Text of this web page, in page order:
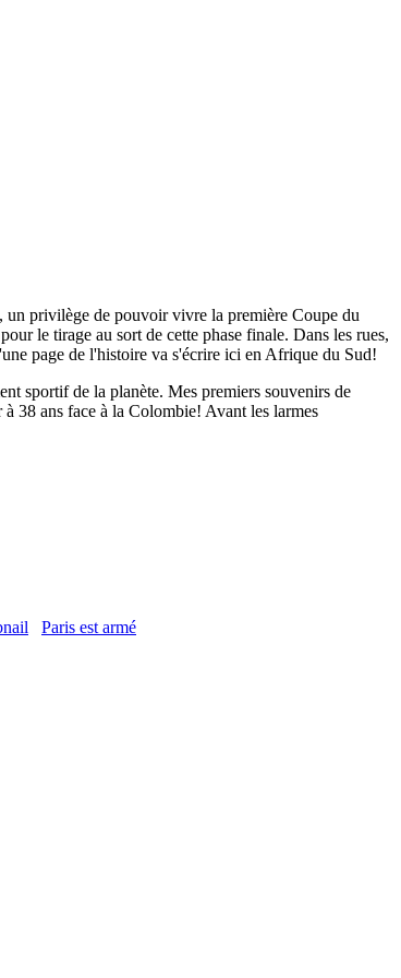
un privilège de pouvoir vivre la première Coupe du
le tirage au sort de cette phase finale. Dans les rues,
page de l'histoire va s'écrire ici en Afrique du Sud!
sportif de la planète. Mes premiers souvenirs de
38 ans face à la Colombie! Avant les larmes
Paris est armé